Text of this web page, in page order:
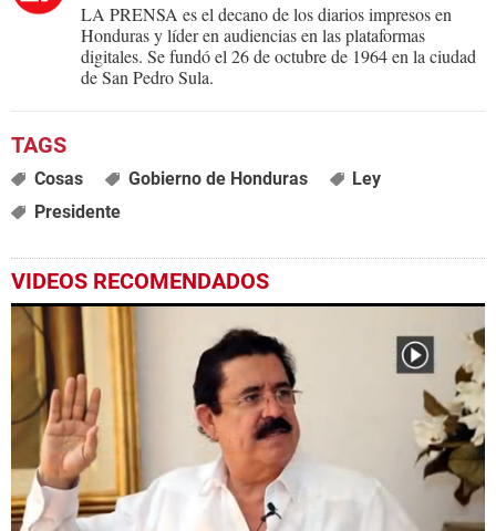
LA PRENSA es el decano de los diarios impresos en
Honduras y líder en audiencias en las plataformas
digitales. Se fundó el 26 de octubre de 1964 en la ciudad
de San Pedro Sula.
Cosas Gobierno de Honduras
Ley
Presidente
VIDEOS RECOMENDADOS